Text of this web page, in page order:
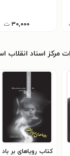
۳۰,۰۰۰ ت
مرکز اسناد انقلاب
کتاب رویاهای بر باد